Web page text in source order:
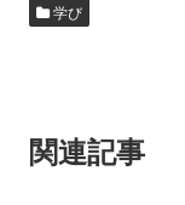
学び
関連記事